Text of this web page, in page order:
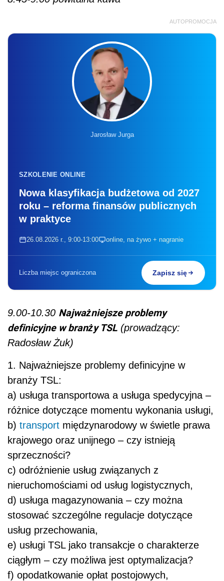
AUTOPROMOCJA
Jarosław Jurga
SZKOLENIE ONLINE
Nowa klasyfikacja budżetowa od 2027
roku – reforma finansów publicznych
w praktyce
26.08.2026 r., 9:00-13:00 online, na żywo + nagranie
Liczba miejsc ograniczona Zapisz się
9.00-10.30 Najważniejsze problemy
definicyjne w branży TSL (prowadzący:
Radosław Żuk)
1. Najważniejsze problemy definicyjne w
branży TSL:
a) usługa transportowa a usługa spedycyjna –
różnice dotyczące momentu wykonania usługi,
b) transport międzynarodowy w świetle prawa
krajowego oraz unijnego – czy istnieją
sprzeczności?
c) odróżnienie usług związanych z
nieruchomościami od usług logistycznych,
d) usługa magazynowania – czy można
stosować szczególne regulacje dotyczące
usług przechowania,
e) usługi TSL jako transakcje o charakterze
ciągłym – czy możliwa jest optymalizacja?
f) opodatkowanie opłat postojowych,